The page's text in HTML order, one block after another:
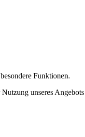
Funktionen.
unseres